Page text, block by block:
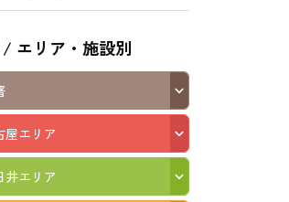
エリア・施設別
屋エリア
井エリア